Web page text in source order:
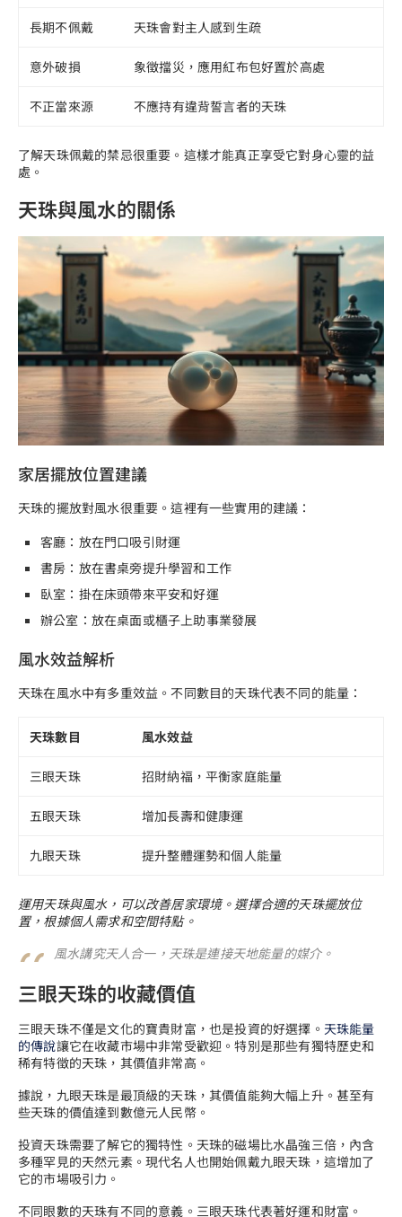
長期不佩戴 天珠會對主人感到生疏
意外破損 象徵擋災，應用紅布包好置於高處
不正當來源 不應持有違背誓言者的天珠
了解天珠佩戴的禁忌很重要。這樣才能真正享受它對身心靈的益
處。
天珠與風水的關係
家居擺放位置建議
天珠的擺放對風水很重要。這裡有一些實用的建議：
客廳：放在門口吸引財運
書房：放在書桌旁提升學習和工作
臥室：掛在床頭帶來平安和好運
辦公室：放在桌面或櫃子上助事業發展
風水效益解析
天珠在風水中有多重效益。不同數目的天珠代表不同的能量：
天珠數目 風水效益
三眼天珠 招財納福，平衡家庭能量
五眼天珠 增加長壽和健康運
九眼天珠 提升整體運勢和個人能量
運用天珠與風水，可以改善居家環境。選擇合適的天珠擺放位
置，根據個人需求和空間特點。
風水講究天人合一，天珠是連接天地能量的媒介。
三眼天珠的收藏價值
三眼天珠不僅是文化的寶貴財富，也是投資的好選擇。 天珠能量
的傳說讓它在收藏市場中非常受歡迎。特別是那些有獨特歷史和
稀有特徵的天珠，其價值非常高。
據說，九眼天珠是最頂級的天珠，其價值能夠大幅上升。甚至有
些天珠的價值達到數億元人民幣。
投資天珠需要了解它的獨特性。天珠的磁場比水晶強三倍，內含
多種罕見的天然元素。現代名人也開始佩戴九眼天珠，這增加了
它的市場吸引力。
不同眼數的天珠有不同的意義。三眼天珠代表著好運和財富。